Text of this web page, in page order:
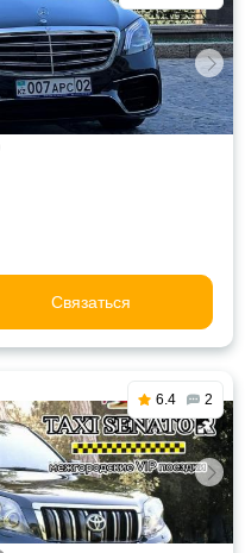
Связаться
6.4 2